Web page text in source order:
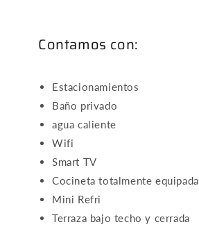
Contamos con:
Estacionamientos
Baño privado
agua caliente
Wifi
Smart TV
Cocineta totalmente equipada
Mini Refri
Terraza bajo techo y cerrada